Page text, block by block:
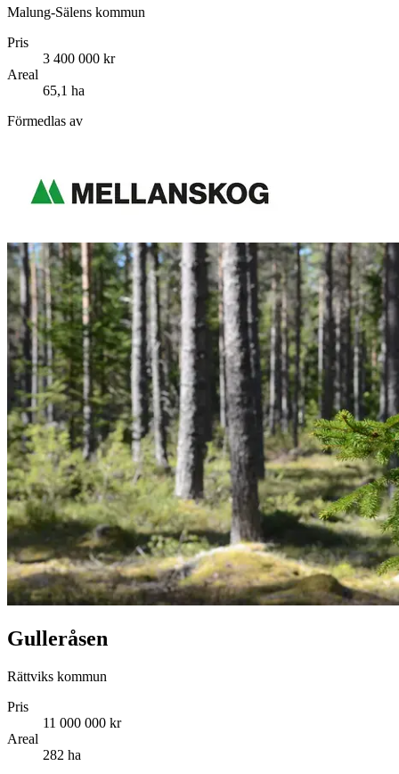
Malung-Sälens kommun
Pris
3 400 000 kr
Areal
65,1 ha
Förmedlas av
Gulleråsen
Rättviks kommun
Pris
11 000 000 kr
Areal
282 ha